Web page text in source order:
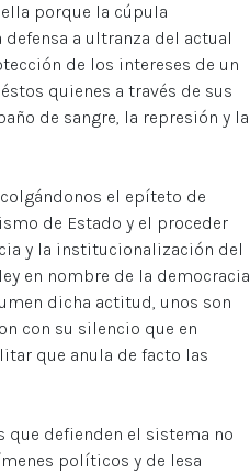
porque la cúpula
a ultranza del actual
de los intereses de un
quienes a través de sus
de sangre, la represión y la
el epíteto de
de Estado y el proceder
y la institucionalización del
en nombre de la democracia
dicha actitud, unos son
con su silencio que en
que anula de facto las
que defienden el sistema no
políticos y de lesa